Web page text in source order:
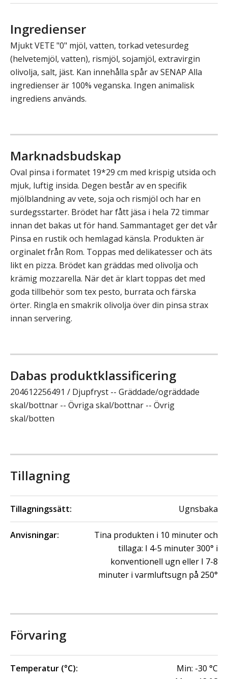
Ingredienser
Mjukt VETE "0" mjöl, vatten, torkad vetesurdeg
(helvetemjöl, vatten), rismjöl, sojamjöl, extravirgin
olivolja, salt, jäst. Kan innehålla spår av SENAP Alla
ingredienser är 100% veganska. Ingen animalisk
ingrediens används.
Marknadsbudskap
Oval pinsa i formatet 19*29 cm med krispig utsida och
mjuk, luftig insida. Degen består av en specifik
mjölblandning av vete, soja och rismjöl och har en
surdegsstarter. Brödet har fått jäsa i hela 72 timmar
innan det bakas ut för hand. Sammantaget ger det vår
Pinsa en rustik och hemlagad känsla. Produkten är
orginalet från Rom. Toppas med delikatesser och äts
likt en pizza. Brödet kan gräddas med olivolja och
krämig mozzarella. När det är klart toppas det med
goda tillbehör som tex pesto, burrata och färska
örter. Ringla en smakrik olivolja över din pinsa strax
innan servering.
Dabas produktklassificering
204612256491 / Djupfryst -- Gräddade/ogräddade
skal/bottnar -- Övriga skal/bottnar -- Övrig
skal/botten
Tillagning
Tillagningssätt: Ugnsbaka
Anvisningar:
Tina produkten i 10 minuter och
tillaga: I 4-5 minuter 300° i
konventionell ugn eller I 7-8
minuter i varmluftsugn på 250°
Förvaring
Temperatur (°C): Min: -30 °C